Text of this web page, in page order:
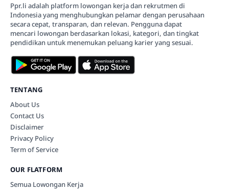
Ppr.li adalah platform lowongan kerja dan rekrutmen di
Indonesia yang menghubungkan pelamar dengan perusahaan
secara cepat, transparan, dan relevan. Pengguna dapat
mencari lowongan berdasarkan lokasi, kategori, dan tingkat
pendidikan untuk menemukan peluang karier yang sesuai.
TENTANG
About Us
Contact Us
Disclaimer
Privacy Policy
Term of Service
OUR FLATFORM
Semua Lowongan Kerja